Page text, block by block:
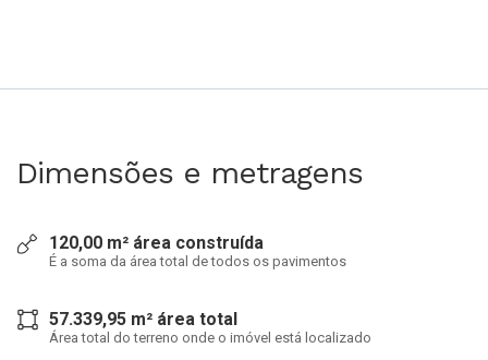
Dimensões e metragens
120,00 m² área construída
É a soma da área total de todos os pavimentos
57.339,95 m² área total
Área total do terreno onde o imóvel está localizado